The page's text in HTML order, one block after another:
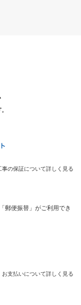
事の保証について詳しく見る
郵便振替」がご利用でき
お支払いについて詳しく見る